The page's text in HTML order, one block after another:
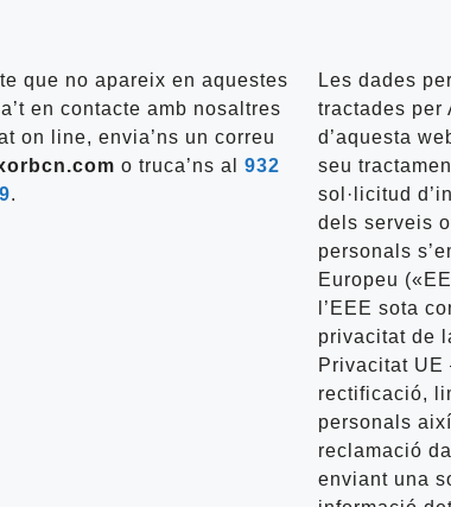
que no apareix en aquestes
en contacte amb nosaltres
on line, envia’ns un correu
o truca’ns al932
.
Les dades
tractades per
d’aquesta
seu
sol·licitud
dels serveis
personals
Europeu
l’EEE sota
privacitat de
Privacitat UE
rectificació,
personals
reclamació
enviant una